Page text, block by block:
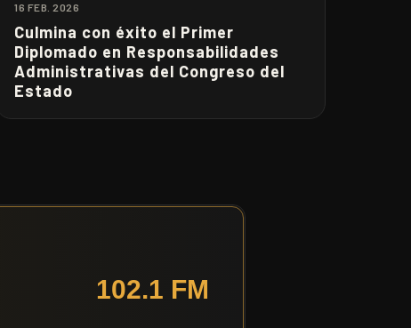
16 FEB. 2026
Culmina con éxito el Primer
Diplomado en Responsabilidades
Administrativas del Congreso del
Estado